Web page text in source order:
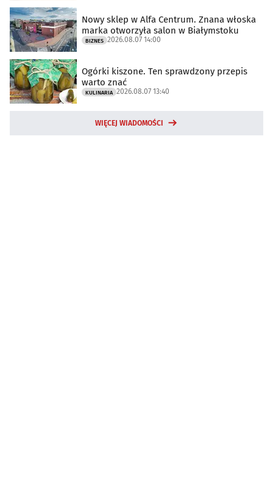
Nowy sklep w Alfa Centrum. Znana włoska
marka otworzyła salon w Białymstoku
BIZNES 2026.08.07 14:00
Ogórki kiszone. Ten sprawdzony przepis
warto znać
KULINARIA 2026.08.07 13:40
WIĘCEJ WIADOMOŚCI